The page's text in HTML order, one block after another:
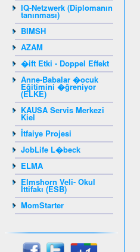
IQ-Netzwerk (Diplomanın
tanınması)
BIMSH
AZAM
�ift Etki - Doppel Effekt
Anne-Babalar �ocuk
Eğitimini �ğreniyor
(ELKE)
KAUSA Servis Merkezi
Kiel
İtfaiye Projesi
JobLife L�beck
ELMA
Elmshorn Veli- Okul
İttifakı (ESB)
MomStarter